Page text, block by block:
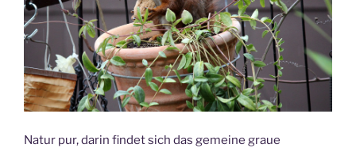
Natur pur, darin findet sich das gemeine graue